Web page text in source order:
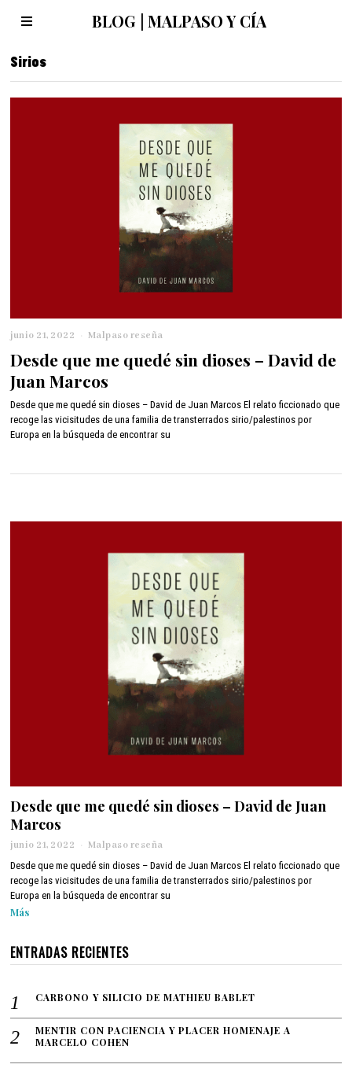
BLOG | MALPASO Y CÍA
Sirios
junio 21, 2022
n
i
o
2
2
,
2
Malpaso reseña
Desde que me quedé sin dioses – David de
Juan Marcos
Desde que me quedé sin dioses – David de Juan Marcos El relato ficcionado que
recoge las vicisitudes de una familia de transterrados sirio/palestinos por
Europa en la búsqueda de encontrar su
Desde que me quedé sin dioses – David de Juan
Marcos
junio 21, 2022
i
o
,
2
2
Malpaso reseña
Desde que me quedé sin dioses – David de Juan Marcos El relato ficcionado que
recoge las vicisitudes de una familia de transterrados sirio/palestinos por
Europa en la búsqueda de encontrar su
Más
ENTRADAS RECIENTES
CARBONO Y SILICIO DE MATHIEU BABLET
MENTIR CON PACIENCIA Y PLACER HOMENAJE A
MARCELO COHEN